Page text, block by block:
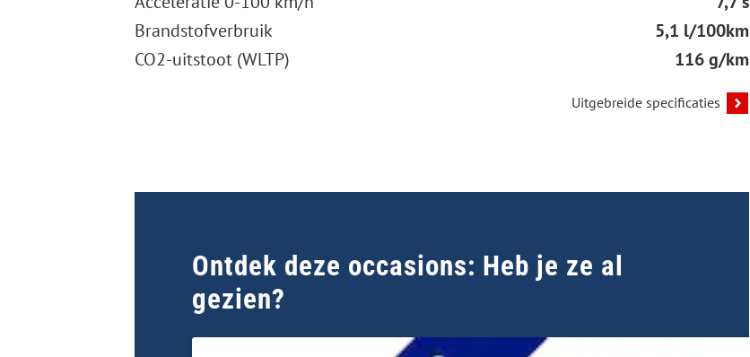
Brandstofverbruik
5,1 l/100km
CO2-uitstoot (WLTP)
116 g/km
Uitgebreide specificaties
Ontdek deze occasions: Heb je ze al
gezien?